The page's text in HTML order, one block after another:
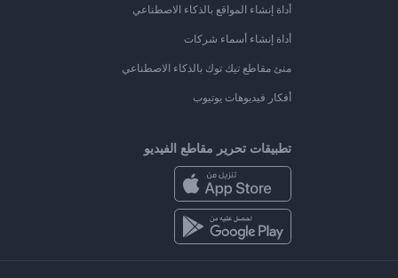
أداة إنشاء المواقع بالذكاء الاصطناعي
أداة إنشاء أسماء شركات
منئ مقاطع تيك توك بالذكاء الاصطناعي
أفكار فيديوهات يوتيوب
تطبيقات تحرير مقاطع الفيديو